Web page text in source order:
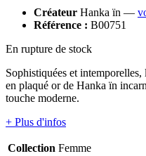
Créateur Hanka ïn —
Référence : B00751
En rupture de stock
Sophistiquées et
en plaqué or de Hanka ïn
touche moderne.
+ Plus d'infos
Collection Femme